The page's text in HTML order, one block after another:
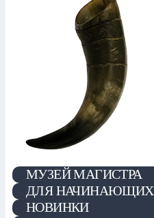
МУЗЕЙ МАГИСТРА
ДЛЯ НАЧИНАЮЩИХ
НОВИНКИ